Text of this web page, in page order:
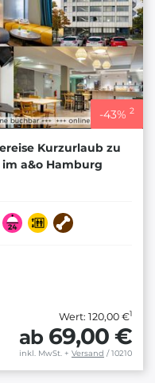
-43% 2
Kurzurlaub zu
a&o Hamburg
Wert: 120,00 €1
ab 69,00 €
inkl. MwSt. + Versand / 10210